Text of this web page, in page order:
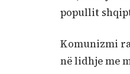
popullit
Komunizmi
në lidhje me